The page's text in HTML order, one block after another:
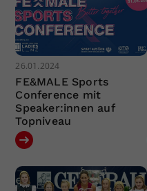
26.01.2024
FE&MALE Sports
Conference mit
Speaker:innen auf
Topniveau